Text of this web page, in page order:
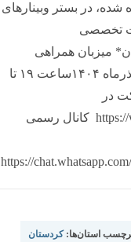
شده، در بستر وبینارهای
تخصصی
میزبان همراهی
صمیمانه شما بودیم *زمان :*سه شنبه ۲۵ آذرماه ۱۴۰۴ساعت ۱۹ تا
در
وبینار*https://www.skyroom.online/ch/richt/tourism کانال رسمی
https://
استان‌ها:کردستان